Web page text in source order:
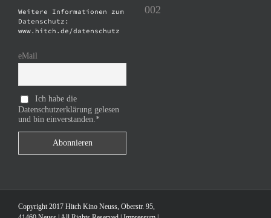
Weitere Informationen zum
Datenschutz:
www.hitch.de/datenschutz
eMail
Ich habe die
Datenschutzerklärung gelesen
und bin einverstanden.*
002
Copyright 2017 Hitch Kino Neuss, Oberstr. 95,